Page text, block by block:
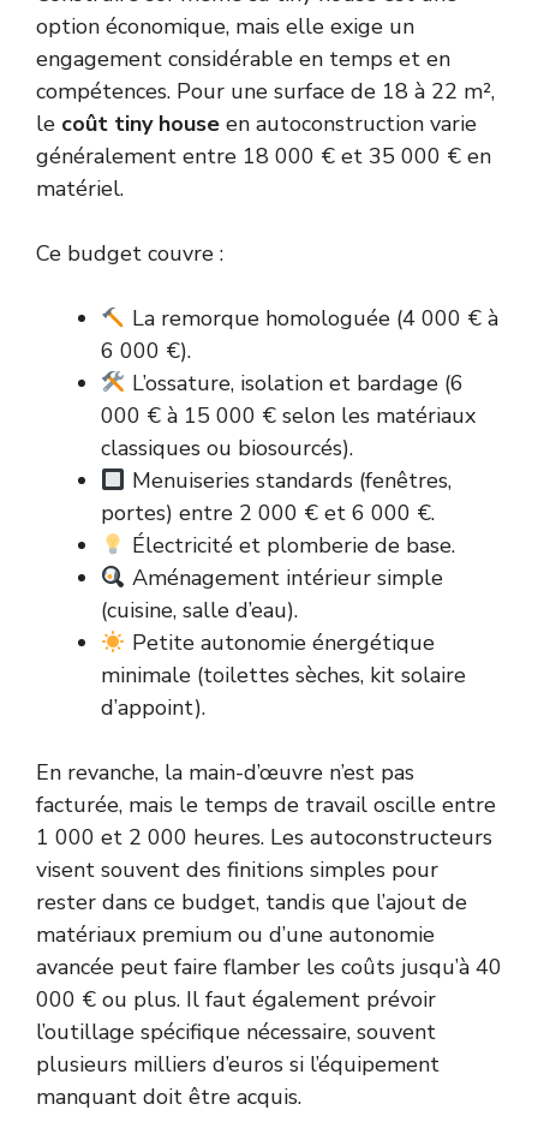
option économique, mais elle exige un
engagement considérable en temps et en
compétences. Pour une surface de 18 à 22 m²,
le coût tiny house en autoconstruction varie
généralement entre 18 000 € et 35 000 € en
matériel.
Ce budget couvre :
La remorque homologuée (4 000 € à
6 000 €).
L’ossature, isolation et bardage (6
000 € à 15 000 € selon les matériaux
classiques ou biosourcés).
Menuiseries standards (fenêtres,
portes) entre 2 000 € et 6 000 €.
Électricité et plomberie de base.
Aménagement intérieur simple
(cuisine, salle d’eau).
Petite autonomie énergétique
minimale (toilettes sèches, kit solaire
d’appoint).
En revanche, la main-d’œuvre n’est pas
facturée, mais le temps de travail oscille entre
1 000 et 2 000 heures. Les autoconstructeurs
visent souvent des finitions simples pour
rester dans ce budget, tandis que l’ajout de
matériaux premium ou d’une autonomie
avancée peut faire flamber les coûts jusqu’à 40
000 € ou plus. Il faut également prévoir
l’outillage spécifique nécessaire, souvent
plusieurs milliers d’euros si l’équipement
manquant doit être acquis.